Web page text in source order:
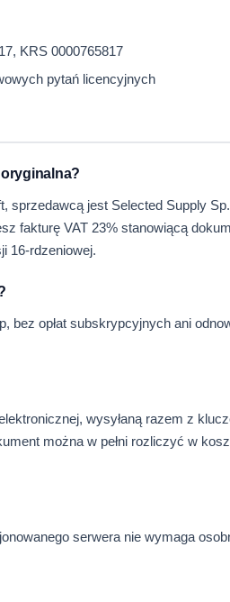
KRS 0000765817
pytań licencyjnych
sprzedawcą jest Selected Supply
fakturę VAT 23% stanowiącą
16-rdzeniowej.
opłat subskrypcyjnych ani
wysyłaną razem z
można w pełni rozliczyć w
serwera nie wymaga